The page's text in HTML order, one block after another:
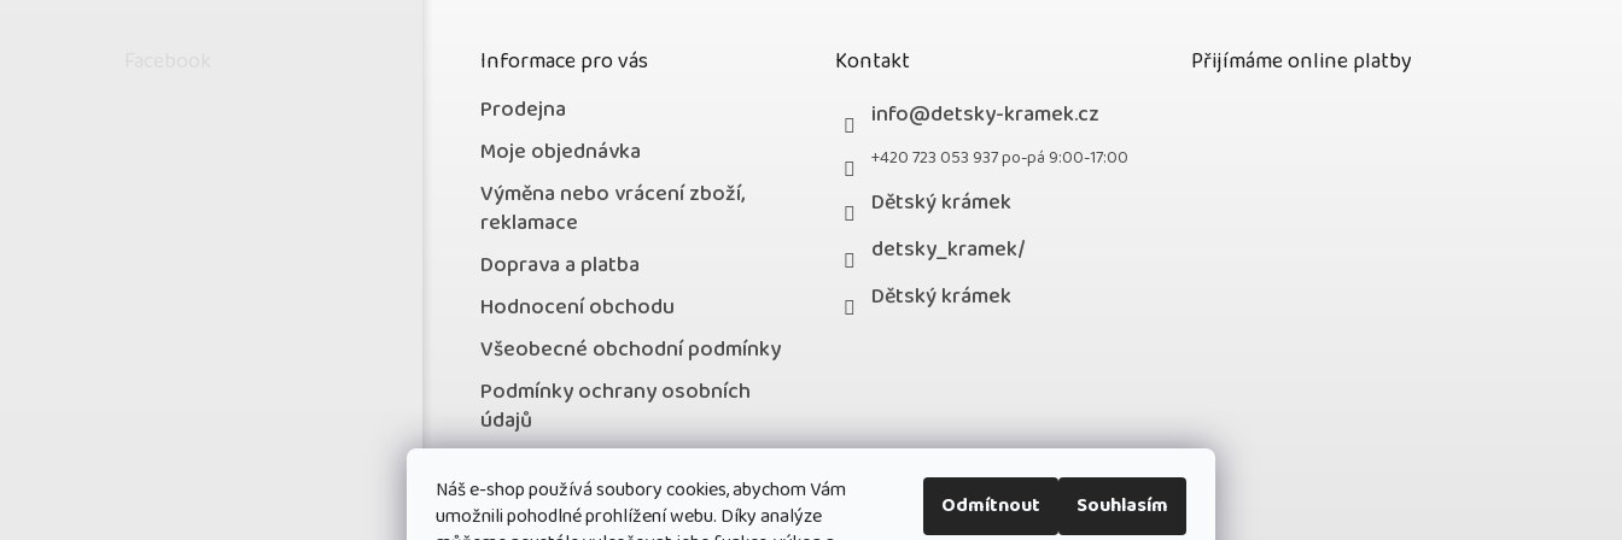
Náš e-shop používá soubory cookies, abychom Vám
umožnili pohodlné prohlížení webu. Díky analýze
Odmítnout Souhlasím
Informace pro vás
Prodejna
Moje objednávka
Výměna nebo vrácení zboží,
reklamace
Doprava a platba
Hodnocení obchodu
Všeobecné obchodní podmínky
Podmínky ochrany osobních
údajů
Věrnostní program
Kontakt
info@detsky-kramek.cz
+420 723 053 937 po-pá 9:00-17:00
Dětský krámek
detsky_kramek/
Dětský krámek
Přijímáme online platby